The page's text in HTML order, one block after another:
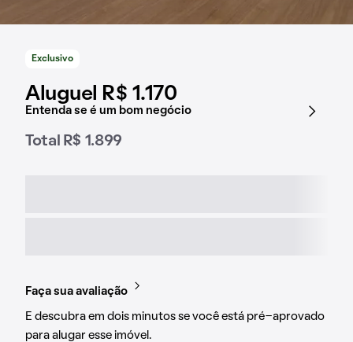
Exclusivo
Aluguel R$ 1.170
Entenda se é um bom negócio
Total R$ 1.899
Faça sua avaliação
E descubra em dois minutos se você está pré-aprovado
para alugar esse imóvel.